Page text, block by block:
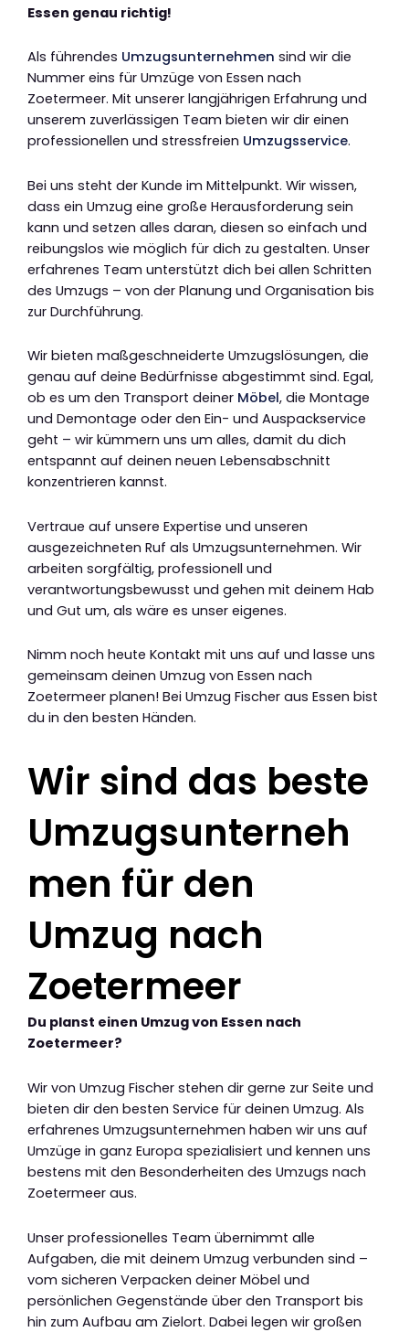
Essen genau richtig!
Als führendes Umzugsunternehmen sind wir die
Nummer eins für Umzüge von Essen nach
Zoetermeer. Mit unserer langjährigen Erfahrung und
unserem zuverlässigen Team bieten wir dir einen
professionellen und stressfreien Umzugsservice.
Bei uns steht der Kunde im Mittelpunkt. Wir wissen,
dass ein Umzug eine große Herausforderung sein
kann und setzen alles daran, diesen so einfach und
reibungslos wie möglich für dich zu gestalten. Unser
erfahrenes Team unterstützt dich bei allen Schritten
des Umzugs – von der Planung und Organisation bis
zur Durchführung.
Wir bieten maßgeschneiderte Umzugslösungen, die
genau auf deine Bedürfnisse abgestimmt sind. Egal,
ob es um den Transport deiner Möbel, die Montage
und Demontage oder den Ein- und Auspackservice
geht – wir kümmern uns um alles, damit du dich
entspannt auf deinen neuen Lebensabschnitt
konzentrieren kannst.
Vertraue auf unsere Expertise und unseren
ausgezeichneten Ruf als Umzugsunternehmen. Wir
arbeiten sorgfältig, professionell und
verantwortungsbewusst und gehen mit deinem Hab
und Gut um, als wäre es unser eigenes.
Nimm noch heute Kontakt mit uns auf und lasse uns
gemeinsam deinen Umzug von Essen nach
Zoetermeer planen! Bei Umzug Fischer aus Essen bist
du in den besten Händen.
Wir sind das beste
Umzugsunterneh
men für den
Umzug nach
Zoetermeer
Du planst einen Umzug von Essen nach
Zoetermeer?
Wir von Umzug Fischer stehen dir gerne zur Seite und
bieten dir den besten Service für deinen Umzug. Als
erfahrenes Umzugsunternehmen haben wir uns auf
Umzüge in ganz Europa spezialisiert und kennen uns
bestens mit den Besonderheiten des Umzugs nach
Zoetermeer aus.
Unser professionelles Team übernimmt alle
Aufgaben, die mit deinem Umzug verbunden sind –
vom sicheren Verpacken deiner Möbel und
persönlichen Gegenstände über den Transport bis
hin zum Aufbau am Zielort. Dabei legen wir großen